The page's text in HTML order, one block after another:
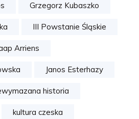
Grzegorz Kubaszko
III Powstanie Śląskie
Arriens
Janos Esterhazy
historia
kultura czeska